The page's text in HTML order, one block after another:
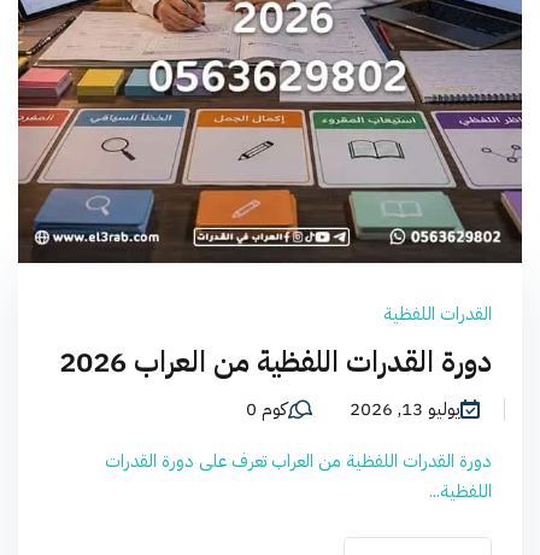
القدرات اللفظية
دورة القدرات اللفظية من العراب 2026
يوليو 13, 2026
كوم 0
دورة القدرات اللفظية من العراب تعرف على دورة القدرات
اللفظية...